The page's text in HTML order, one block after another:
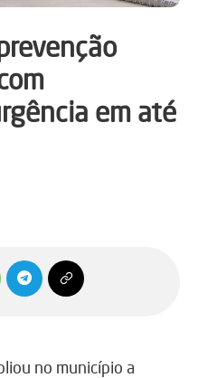
em até
no município a